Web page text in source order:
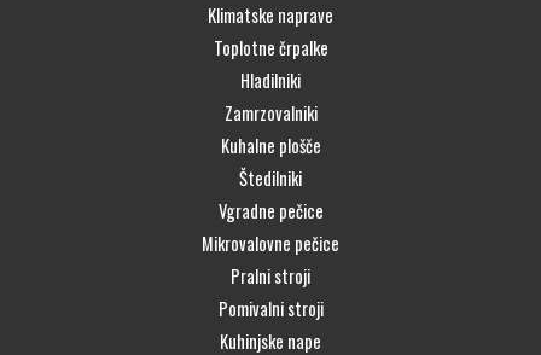
Klimatske naprave
Toplotne črpalke
Hladilniki
Zamrzovalniki
Kuhalne plošče
Štedilniki
Vgradne pečice
Mikrovalovne pečice
Pralni stroji
Pomivalni stroji
Kuhinjske nape